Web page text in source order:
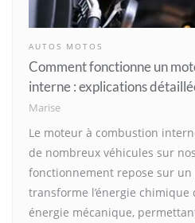
AUTOS MOTOS
Comment fonctionne un
interne : explications
Marise
Le moteur à combustion
de nombreux véhicules sur
fonctionnement repose sur un
transforme l’énergie chimique
énergie mécanique,